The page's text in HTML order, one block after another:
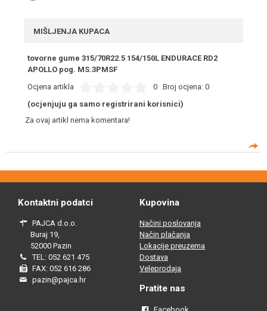
MIŠLJENJA KUPACA
tovorne gume 315/70R22.5 154/150L ENDURACE RD2
APOLLO pog. MS.3PMSF
Ocjena artikla
0 Broj ocjena: 0
(ocjenjuju ga samo registrirani korisnici)
Za ovaj artikl nema komentara!
Kontaktni podatci
PAJCA d.o.o.
Buraj 19,
52000 Pazin
TEL: 052 621 475
FAX: 052 616 286
pazin@pajca.hr
Kupovina
Načini poslovanja
Način plačanja
Lokacije preuzema
Dostava
Veleprodaja
Pratite nas